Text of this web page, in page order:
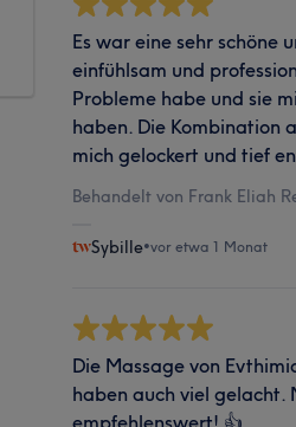
Es war eine sehr schöne
einfühlsam und
Probleme habe und sie
haben. Die Kombination
mich gelockert und tief
Behandelt von Frank Eliah
Sybille•vor etwa 1 Monat
Die Massage von
haben auch viel gelacht.
empfehlenswert! 👍